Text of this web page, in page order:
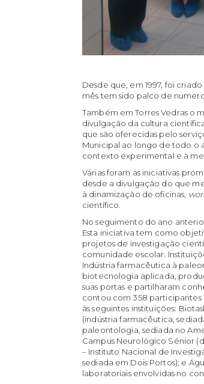
Desde que, em 1997, foi
mês tem sido palco de
Também em Torres Vedras o
divulgação da cultura
que são oferecidas pelo
Municipal ao longo de todo o
contexto experimental e à
Várias foram as iniciativas
desde a divulgação do que
à dinamização de oficinas,
científico.
No seguimento do ano
Esta iniciativa tem como
projetos de investigação
comunidade escolar.
Indústria farmacêutica à
biotecnologia aplicada,
suas portas e partilharam
contou com 358 participantes
às seguintes instituições:
(indústria farmacêutica,
paleontologia, sediada no
Campus Neurológico Sénior
– Instituto Nacional de
sediada em Dois Portos); e
laboratoriais envolvidas no